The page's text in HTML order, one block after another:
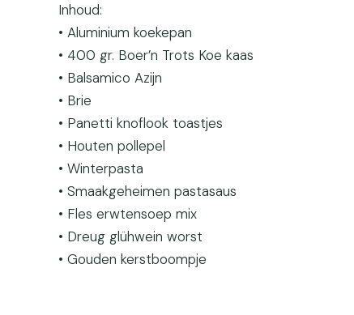
Inhoud:
• Aluminium koekepan
• 400 gr. Boer’n Trots Koe kaas
• Balsamico Azijn
• Brie
• Panetti knoflook toastjes
• Houten pollepel
• Winterpasta
• Smaakgeheimen pastasaus
• Fles erwtensoep mix
• Dreug glühwein worst
• Gouden kerstboompje